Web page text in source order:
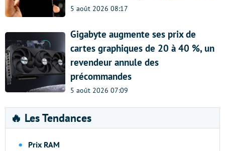
5 août 2026 08:17
Gigabyte augmente ses prix de
cartes graphiques de 20 à 40 %, un
revendeur annule des
précommandes
5 août 2026 07:09
🔥 Les Tendances
Prix RAM